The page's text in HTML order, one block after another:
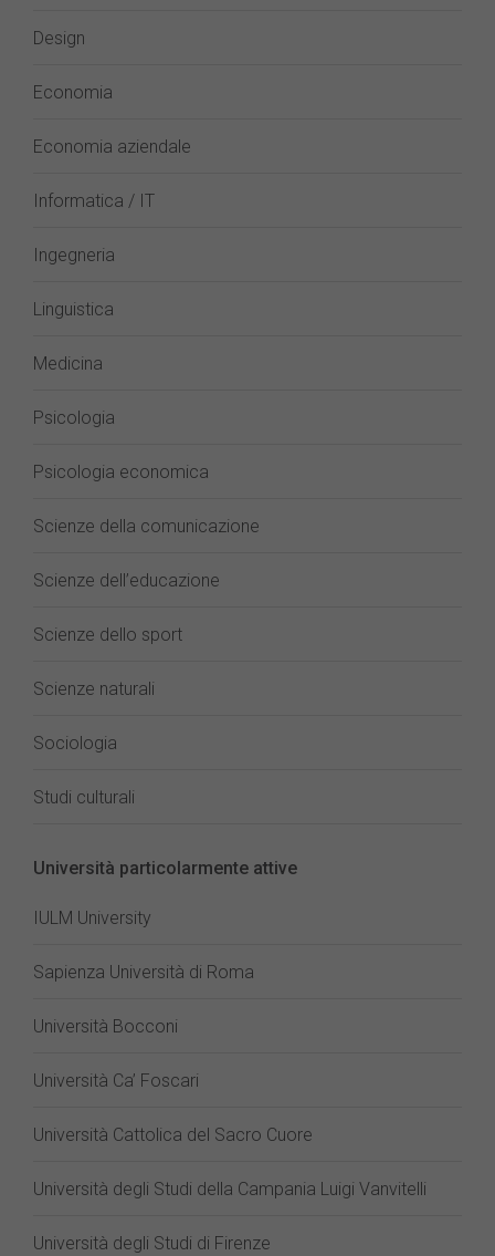
Design
Economia
Economia aziendale
Informatica / IT
Ingegneria
Linguistica
Medicina
Psicologia
Psicologia economica
Scienze della comunicazione
Scienze dell’educazione
Scienze dello sport
Scienze naturali
Sociologia
Studi culturali
Università particolarmente attive
IULM University
Sapienza Università di Roma
Università Bocconi
Università Ca’ Foscari
Università Cattolica del Sacro Cuore
Università degli Studi della Campania Luigi Vanvitelli
Università degli Studi di Firenze